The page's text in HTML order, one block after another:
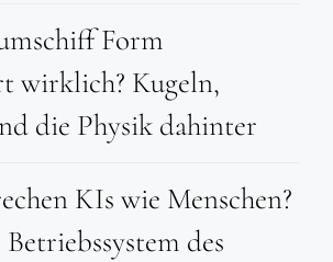
Form
wirklich? Kugeln,
die Physik dahinter
KIs wie Menschen?
Betriebssystem des